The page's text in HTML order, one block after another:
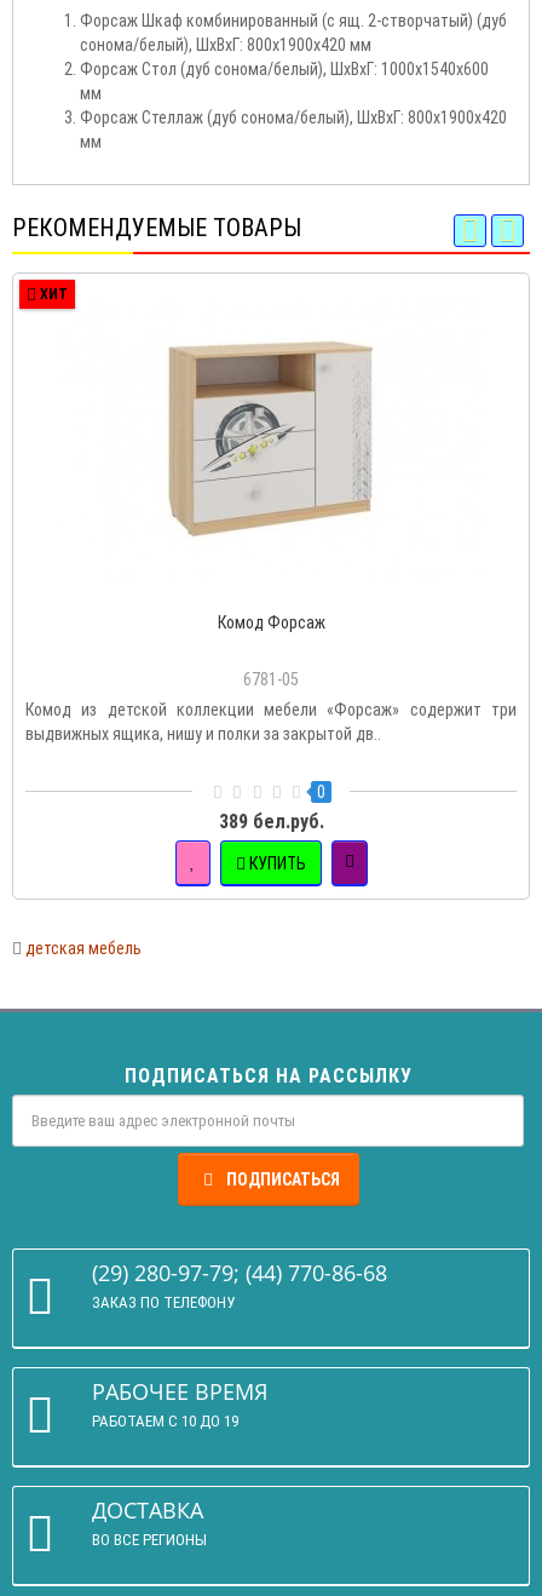
Форсаж Шкаф комбинированный (с ящ. 2-створчатый) (дуб
сонома/белый), ШхВхГ: 800х1900х420 мм
Форсаж Стол (дуб сонома/белый), ШхВхГ: 1000х1540х600
мм
Форсаж Стеллаж (дуб сонома/белый), ШхВхГ: 800х1900х420
мм
РЕКОМЕНДУЕМЫЕ ТОВАРЫ
ХИТ
Комод Форсаж
6781-05
Комод из детской коллекции мебели «Форсаж» содержит три
выдвижных ящика, нишу и полки за закрытой дв..
0
389 бел.руб.
КУПИТЬ
детская мебель
ПОДПИСАТЬСЯ НА РАССЫЛКУ
ПОДПИСАТЬСЯ
(29) 280-97-79; (44) 770-86-68
ЗАКАЗ ПО ТЕЛЕФОНУ
РАБОЧЕЕ ВРЕМЯ
РАБОТАЕМ С 10 ДО 19
ДОСТАВКА
ВО ВСЕ РЕГИОНЫ